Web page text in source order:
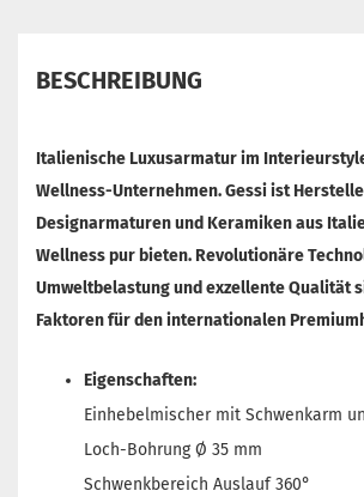
BESCHREIBUNG
Italienische Luxusarmatur im
Wellness-Unternehmen.Gessi ist
Designarmaturen und Keramiken aus
Wellness pur bieten. Revolutionäre
Umweltbelastung und exzellente Qualität
Faktoren für den internationalen
Eigenschaften:
Einhebelmischer mit Schwenkarm
Loch-Bohrung Ø 35 mm
Schwenkbereich Auslauf 360°